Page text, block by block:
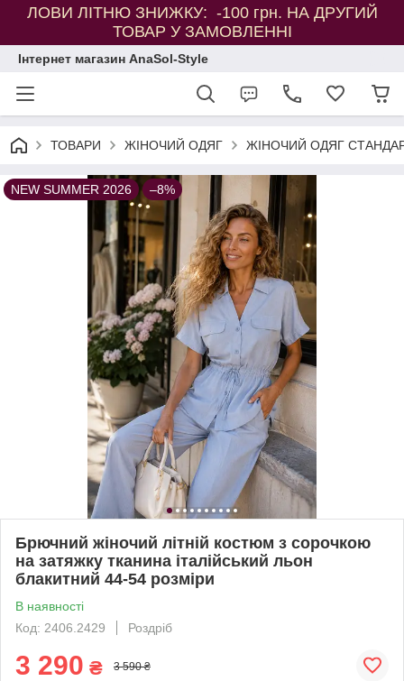
ЛОВИ ЛІТНЮ ЗНИЖКУ: -100 грн. НА ДРУГИЙ
ТОВАР У ЗАМОВЛЕННІ
Інтернет магазин AnaSol-Style
ТОВАРИ ЖІНОЧИЙ ОДЯГ ЖІНОЧИЙ ОДЯГ
NEW SUMMER 2026 –8%
Брючний жіночий літній костюм з сорочкою
на затяжку тканина італійський льон
блакитний 44-54 розміри
В наявності
Код: 2406.2429
Роздріб
3 290 ₴ 3 590 ₴